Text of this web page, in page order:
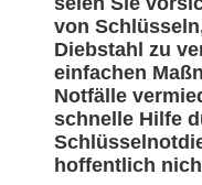
von
Diebstahl zu
einfachen
Notfälle
schnelle Hilfe
hoffentlich